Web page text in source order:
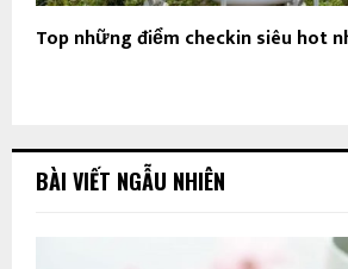
Top những điểm checkin siêu hot
BÀI VIẾT NGẪU NHIÊN